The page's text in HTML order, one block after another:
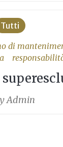
Tutti
di
Admin